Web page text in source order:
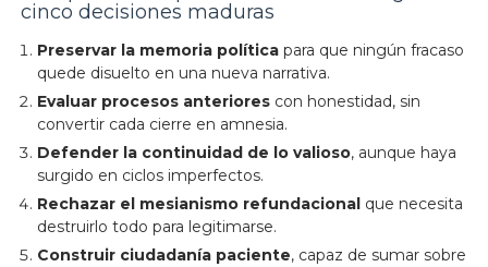
cinco decisiones maduras
Preservar la memoria políticapara que ningún fracaso
quede disuelto en una nueva narrativa.
Evaluar procesos anteriorescon honestidad, sin
convertir cada cierre en amnesia.
Defender la continuidad de lo valioso, aunque haya
surgido en ciclos imperfectos.
Rechazar el mesianismo refundacional que necesita
destruirlo todo para legitimarse.
Construir ciudadanía paciente, capaz de sumar sobre